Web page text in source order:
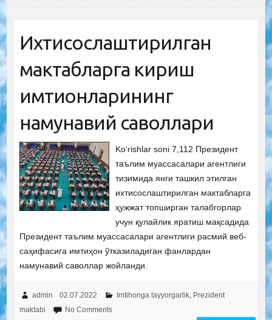
Ихтисослаштирилган
мактабларга кириш
имтиҳонларининг
намунавий саволлари
Ko‘rishlar soni 7,112 Президент
таълим муассасалари агентлиги
тизимида янги ташкил этилган
ихтисослаштирилган мактабларга
ҳужжат топширган талабгорлар
учун қулайлик яратиш мақсадида
Президент таълим муассасалари агентлиги расмий веб-
саҳифасига имтиҳон ўтказиладиган фанлардан
намунавий саволлар жойланди.
admin 02.07.2022 Imtihonga tayyorgarlik, Prezident
maktabi
No Comments